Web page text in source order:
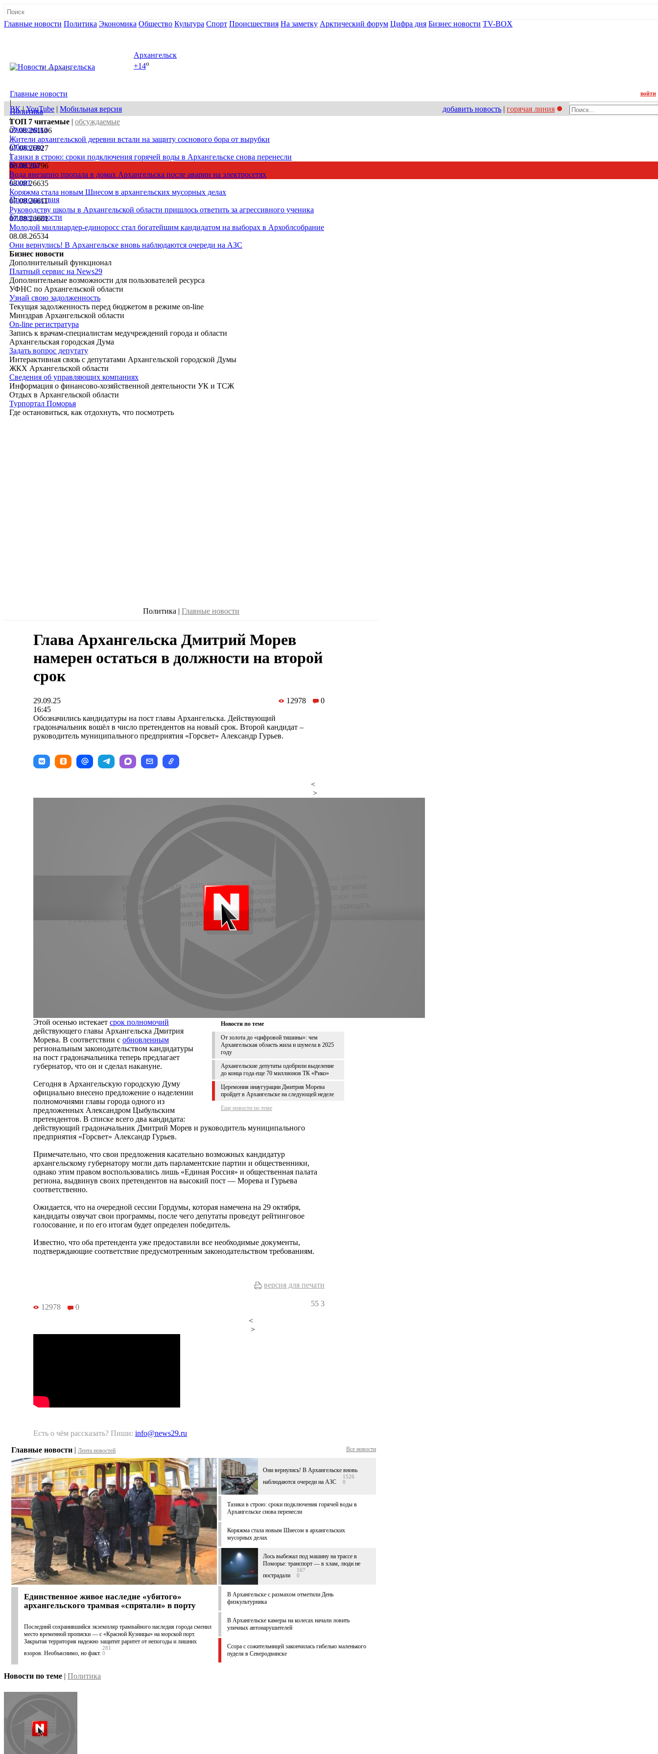
Главные новости Политика Экономика Общество Культура Спорт Происшествия На заметку Арктический форум Цифра дня Бизнес новости TV-BOX
09 августа, вс
Архангельск
+14o
Главные новости
|
Политика
|
Экономика
|
Общество
|
Культура
|
Спорт
|
Происшествия
|
Бизнес новости
|
войти
ВК|YouTube | Мобильная версия добавить новость | горячая линия
ТОП 7 читаемые | обсуждаемые
07.08.261106
Жители архангельской деревни встали на защиту соснового бора от вырубки
07.08.26927
Тазики в строю: сроки подключения горячей воды в Архангельске снова перенесли
08.08.26796
Вода внезапно пропала в домах Архангельска после аварии на электросетях
08.08.26635
Коряжма стала новым Шиесом в архангельских мусорных делах
07.08.26611
Руководству школы в Архангельской области пришлось ответить за агрессивного ученика
07.08.26601
Молодой миллиардер-единоросс стал богатейшим кандидатом на выборах в Архоблсобрание
08.08.26534
Они вернулись! В Архангельске вновь наблюдаются очереди на АЗС
Бизнес новости
Дополнительный функционал
Платный сервис на News29
Дополнительные возможности для пользователей ресурса
УФНС по Архангельской области
Узнай свою задолженность
Текущая задолженность перед бюджетом в режиме on-line
Минздрав Архангельской области
On-line регистратура
Запись к врачам-специалистам медучреждений города и области
Архангельская городская Дума
Задать вопрос депутату
Интерактивная связь с депутатами Архангельской городской Думы
ЖКХ Архангельской области
Сведения об управляющих компаниях
Информация о финансово-хозяйственной деятельности УК и ТСЖ
Отдых в Архангельской области
Турпортал Поморья
Где остановиться, как отдохнуть, что посмотреть
Политика | Главные новости
Глава Архангельска Дмитрий Морев
намерен остаться в должности на второй
срок
29.09.25
16:45
12978 0
Обозначились кандидатуры на пост главы Архангельска. Действующий
градоначальник вошёл в число претендентов на новый срок. Второй кандидат –
руководитель муниципального предприятия «Горсвет» Александр Гурьев.
<
>
Новости по теме
От золота до «цифровой тишины»: чем
Архангельская область жила и шумела в 2025
году
Архангельские депутаты одобрили выделение
до конца года еще 70 миллионов ТК «Рико»
Церемония инаугурации Дмитрия Морева
пройдет в Архангельске на следующей неделе
Еще новости по теме
Этой осенью истекает срок полномочий
действующего главы Архангельска Дмитрия
Морева. В соответствии с обновленным
региональным законодательством кандидатуры
на пост градоначальника теперь предлагает
губернатор, что он и сделал накануне.
Сегодня в Архангельскую городскую Думу
официально внесено предложение о наделении
полномочиями главы города одного из
предложенных Александром Цыбульским
претендентов. В списке всего два кандидата:
действующий градоначальник Дмитрий Морев и руководитель муниципального
предприятия «Горсвет» Александр Гурьев.
Примечательно, что свои предложения касательно возможных кандидатур
архангельскому губернатору могли дать парламентские партии и общественники,
однако этим правом воспользовались лишь «Единая Россия» и общественная палата
региона, выдвинув своих претендентов на высокий пост — Морева и Гурьева
соответственно.
Ожидается, что на очередной сессии Гордумы, которая намечена на 29 октября,
кандидаты озвучат свои программы, после чего депутаты проведут рейтинговое
голосование, и по его итогам будет определен победитель.
Известно, что оба претендента уже предоставили все необходимые документы,
подтверждающие соответствие предусмотренным законодательством требованиям.
версия для печати
12978 0 55 3
<
>
Есть о чём рассказать? Пиши: info@news29.ru
Главные новости | Лента новостей Все новости
Единственное живое наследие «убитого»
архангельского трамвая «спрятали» в порту
Последний сохранившийся экземпляр трамвайного наследия города сменил
место временной прописки — с «Красной Кузницы» на морской порт.
Закрытая территория надежно защитит раритет от непогоды и лишних
взоров. Необъяснимо, но факт.
281
0
Они вернулись! В Архангельске вновь
наблюдаются очереди на АЗС
1526
0
Тазики в строю: сроки подключения горячей воды в
Архангельске снова перенесли
Коряжма стала новым Шиесом в архангельских
мусорных делах
Лось выбежал под машину на трассе в
Поморье: транспорт — в хлам, люди не
пострадали
167
0
В Архангельске c размахом отметили День
физкультурника
В Архангельске камеры на колесах начали ловить
уличных автонарушителей
Ссора с сожительницей закончилась гибелью маленького
пуделя в Северодвинске
Новости по теме | Политика